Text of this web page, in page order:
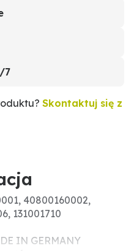
7
Skontaktuj się z
40800160002,
131001710
IN GERMANY